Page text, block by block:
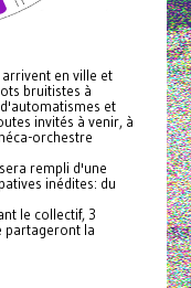
en ville et
bruitistes à
et
invités à venir, à
orchestre
rempli d'une
inédites: du
le collectif, 3
partageront la